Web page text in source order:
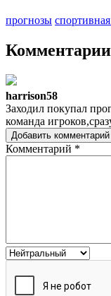
прогнозы
Комментарии
harrison58
Заходил покупал
команда
Добавить комментарий
Комментарий *